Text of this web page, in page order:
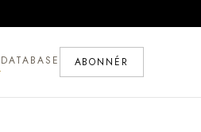
DATABASE ABONNÉR